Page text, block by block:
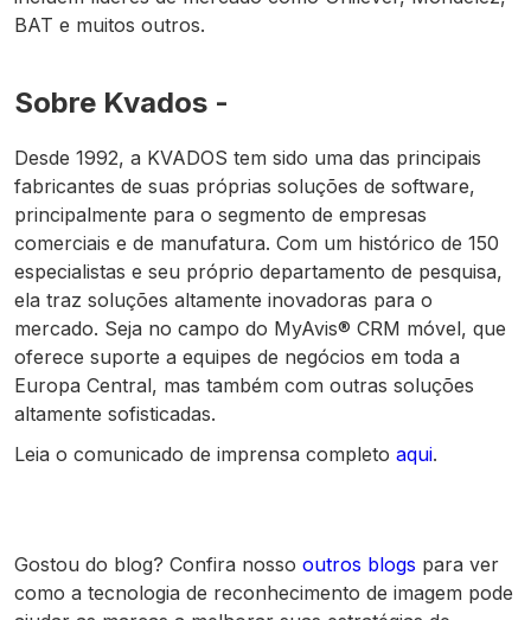
BAT e muitos outros.
Sobre Kvados -
Desde 1992, a KVADOS tem sido uma das principais
fabricantes de suas próprias soluções de software,
principalmente para o segmento de empresas
comerciais e de manufatura. Com um histórico de 150
especialistas e seu próprio departamento de pesquisa,
ela traz soluções altamente inovadoras para o
mercado. Seja no campo do MyAvis® CRM móvel, que
oferece suporte a equipes de negócios em toda a
Europa Central, mas também com outras soluções
altamente sofisticadas.
Leia o comunicado de imprensa completo aqui.
Gostou do blog? Confira nosso outros blogs para ver
como a tecnologia de reconhecimento de imagem pode